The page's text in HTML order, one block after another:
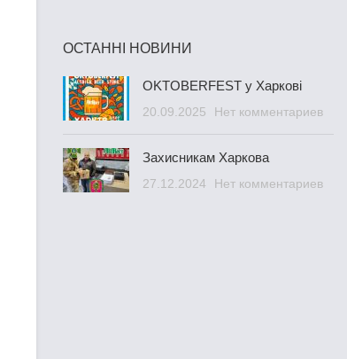
ОСТАННІ НОВИНИ
OKTOBERFEST у Харкові
20.09.2025 Нет комментариев
Захисникам Харкова
27.12.2024 Нет комментариев